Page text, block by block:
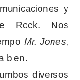
y
Rock. Nos
Mr. Jones,
bien.
diversos